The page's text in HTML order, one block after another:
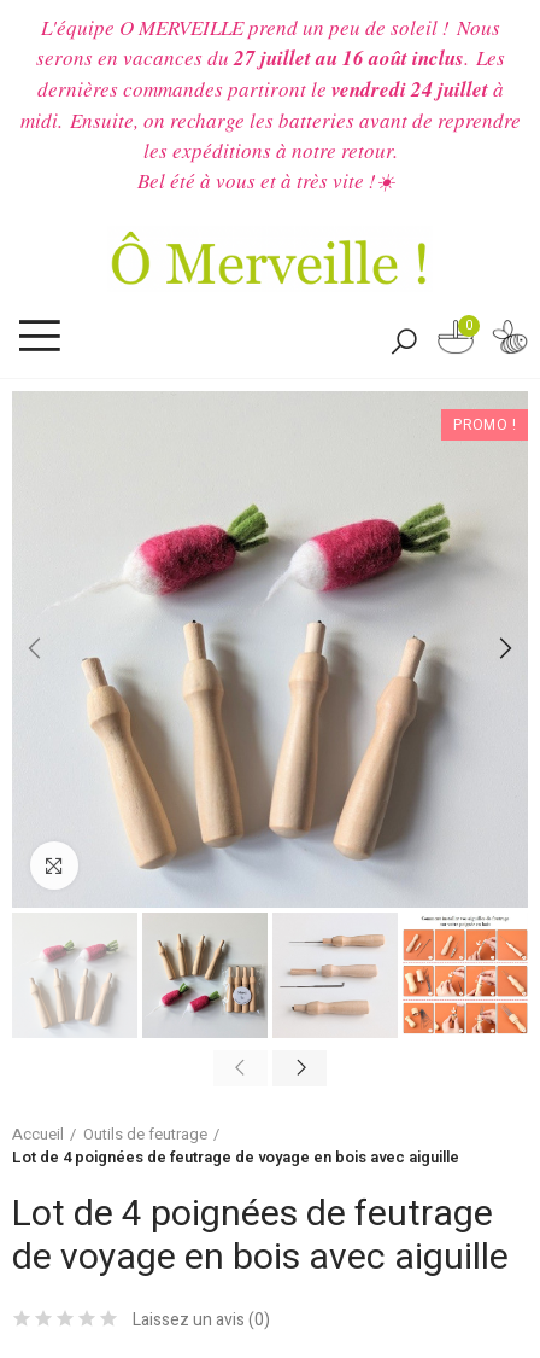
L'équipe O MERVEILLE prend un peu de soleil ! Nous
serons en vacances du27 juillet au 16 août inclus. Les
dernières commandes partiront le vendredi 24 juilletà
midi. Ensuite, on recharge les batteries avant de reprendre
les expéditions à notre retour.
Bel été à vous et à très vite !☀️
0
PROMO !
Cliquez pour agrandir
Accueil
Outils de feutrage
Lot de 4 poignées de feutrage de voyage en bois avec aiguille
Lot de 4 poignées de feutrage
de voyage en bois avec aiguille
Laissez un avis (0)